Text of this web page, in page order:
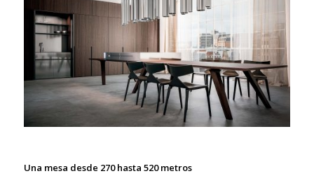
Una mesa desde 270 hasta 520 metros